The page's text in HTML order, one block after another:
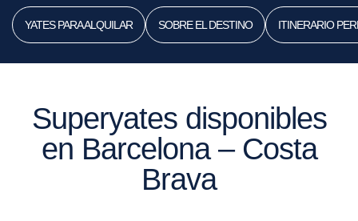
YATES PARA ALQUILAR SOBRE EL DESTINO ITINERARIO
Superyates disponibles
en Barcelona – Costa
Brava